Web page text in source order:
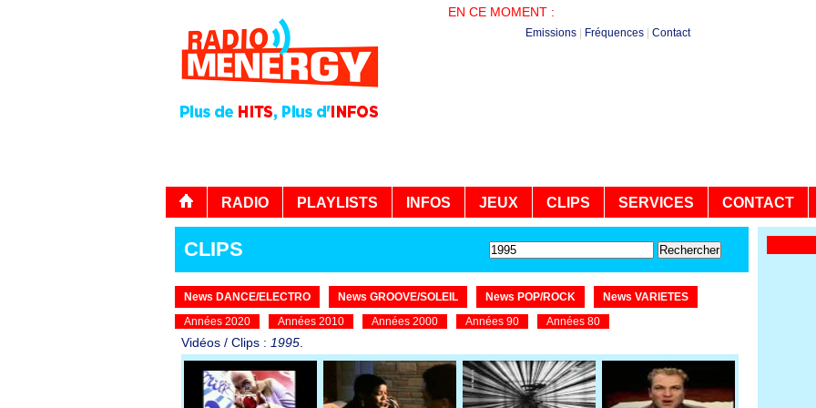
EN CE MOMENT :
Emissions Fréquences Contact
RADIO PLAYLISTS INFOS JEUX CLIPS SERVICES CONTACT
CLIPS
News DANCE/ELECTRO News GROOVE/SOLEIL News POP/ROCK
News VARIETES
Années 2020
Années 2010 Années 2000 Années 90 Années 80
Vidéos / Clips : 1995